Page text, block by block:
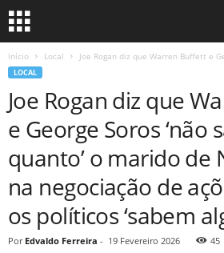
Início Local Joe Rogan diz que Warren Buffett e
LOCAL
Joe Rogan diz que
e George Soros ‘não
quanto’ o marido de
na negociação de
os políticos ‘sabem
Por Edvaldo Ferreira - 19 Fevereiro 2026 45